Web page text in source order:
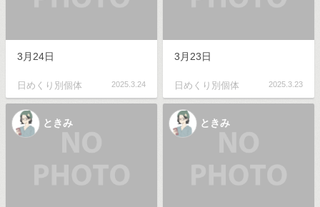
3月24日
日めくり別個体 2025.3.24
3月23日
日めくり別個体 2025.3.23
ときみ ときみ